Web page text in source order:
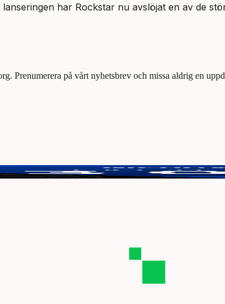
har Rockstar nu avslöjat en av de
Prenumerera på vårt nyhetsbrev och missa aldrig en
giveaway för chansen att vinna 3000 kr.